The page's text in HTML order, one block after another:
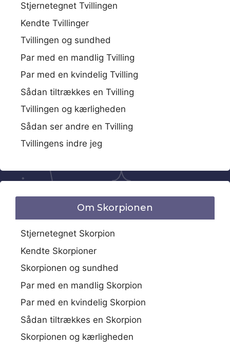
Stjernetegnet Tvillingen
Kendte Tvillinger
Tvillingen og sundhed
Par med en mandlig Tvilling
Par med en kvindelig Tvilling
Sådan tiltrækkes en Tvilling
Tvillingen og kærligheden
Sådan ser andre en Tvilling
Tvillingens indre jeg
Om Skorpionen
Stjernetegnet Skorpion
Kendte Skorpioner
Skorpionen og sundhed
Par med en mandlig Skorpion
Par med en kvindelig Skorpion
Sådan tiltrækkes en Skorpion
Skorpionen og kærligheden